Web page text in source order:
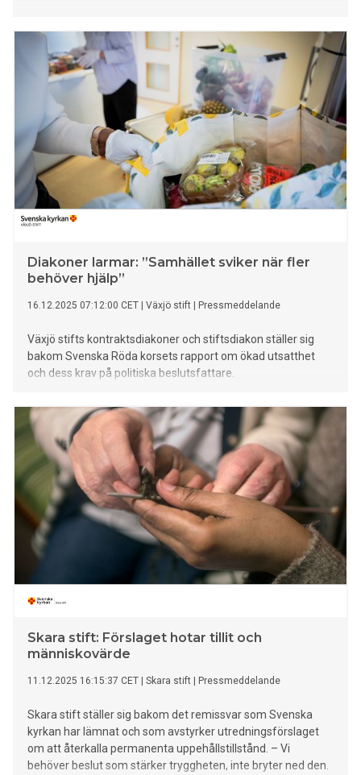
Diakoner larmar: ”Samhället sviker när fler
behöver hjälp”
16.12.2025 07:12:00 CET Växjö stift Pressmeddelande
Växjö stifts kontraktsdiakoner och stiftsdiakon ställer sig
bakom Svenska Röda korsets rapport om ökad utsatthet
och dess krav på politiska beslutsfattare.
Skara stift: Förslaget hotar tillit och
människovärde
11.12.2025 16:15:37 CET Skara stift Pressmeddelande
Skara stift ställer sig bakom det remissvar som Svenska
kyrkan har lämnat och som avstyrker utredningsförslaget
om att återkalla permanenta uppehållstillstånd. – Vi
behöver beslut som stärker tryggheten, inte bryter ned den.